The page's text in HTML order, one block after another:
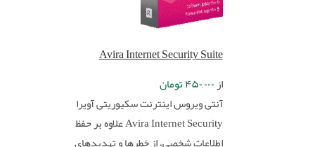
Avira Internet Security Suite
از۴۵۰,۰۰۰تومان
آنتی ویروس اینترنت سکیوریتی آویرا
Avira Internet Security علاوه‌ بر حفظ
اطلاعات شخصی، از خطرها و تهدیدهای